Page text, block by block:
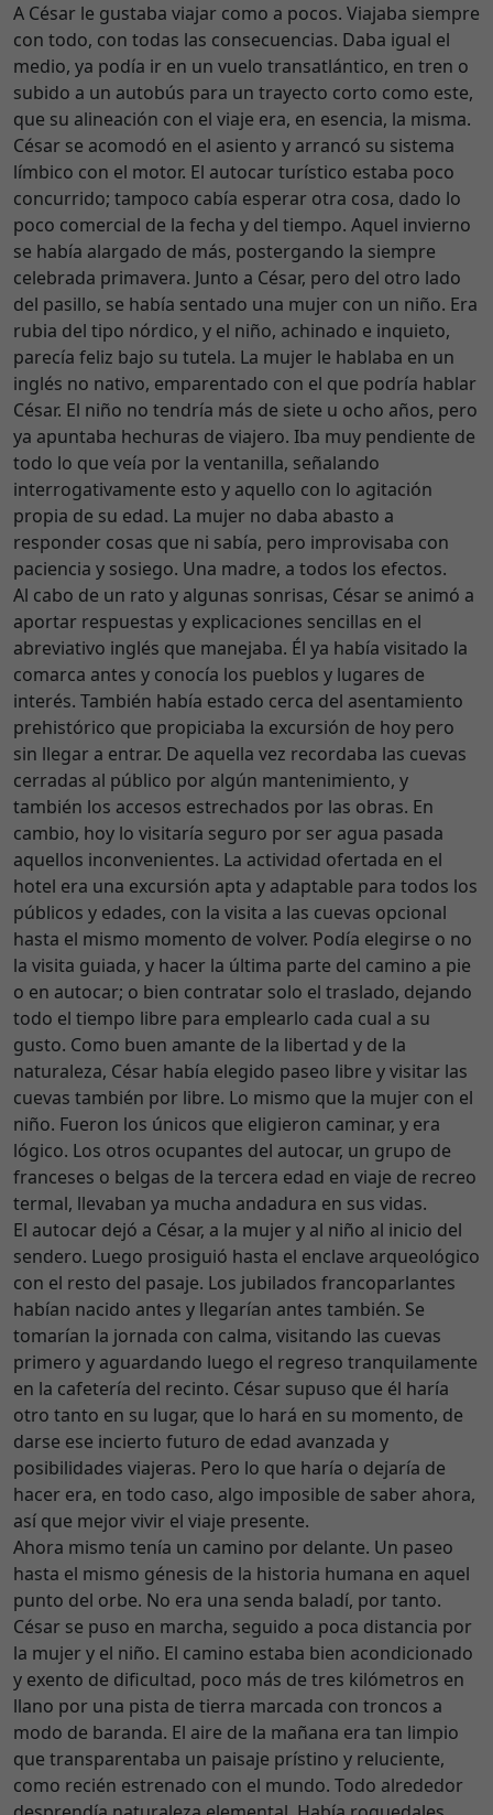
A César le gustaba viajar como a pocos. Viajaba siempre
con todo, con todas las consecuencias. Daba igual el
medio, ya podía ir en un vuelo transatlántico, en tren o
subido a un autobús para un trayecto corto como este,
que su alineación con el viaje era, en esencia, la misma.
César se acomodó en el asiento y arrancó su sistema
límbico con el motor. El autocar turístico estaba poco
concurrido; tampoco cabía esperar otra cosa, dado lo
poco comercial de la fecha y del tiempo. Aquel invierno
se había alargado de más, postergando la siempre
celebrada primavera. Junto a César, pero del otro lado
del pasillo, se había sentado una mujer con un niño. Era
rubia del tipo nórdico, y el niño, achinado e inquieto,
parecía feliz bajo su tutela. La mujer le hablaba en un
inglés no nativo, emparentado con el que podría hablar
César. El niño no tendría más de siete u ocho años, pero
ya apuntaba hechuras de viajero. Iba muy pendiente de
todo lo que veía por la ventanilla, señalando
interrogativamente esto y aquello con lo agitación
propia de su edad. La mujer no daba abasto a
responder cosas que ni sabía, pero improvisaba con
paciencia y sosiego. Una madre, a todos los efectos.
Al cabo de un rato y algunas sonrisas, César se animó a
aportar respuestas y explicaciones sencillas en el
abreviativo inglés que manejaba. Él ya había visitado la
comarca antes y conocía los pueblos y lugares de
interés. También había estado cerca del asentamiento
prehistórico que propiciaba la excursión de hoy pero
sin llegar a entrar. De aquella vez recordaba las cuevas
cerradas al público por algún mantenimiento, y
también los accesos estrechados por las obras. En
cambio, hoy lo visitaría seguro por ser agua pasada
aquellos inconvenientes. La actividad ofertada en el
hotel era una excursión apta y adaptable para todos los
públicos y edades, con la visita a las cuevas opcional
hasta el mismo momento de volver. Podía elegirse o no
la visita guiada, y hacer la última parte del camino a pie
o en autocar; o bien contratar solo el traslado, dejando
todo el tiempo libre para emplearlo cada cual a su
gusto. Como buen amante de la libertad y de la
naturaleza, César había elegido paseo libre y visitar las
cuevas también por libre. Lo mismo que la mujer con el
niño. Fueron los únicos que eligieron caminar, y era
lógico. Los otros ocupantes del autocar, un grupo de
franceses o belgas de la tercera edad en viaje de recreo
termal, llevaban ya mucha andadura en sus vidas.
El autocar dejó a César, a la mujer y al niño al inicio del
sendero. Luego prosiguió hasta el enclave arqueológico
con el resto del pasaje. Los jubilados francoparlantes
habían nacido antes y llegarían antes también. Se
tomarían la jornada con calma, visitando las cuevas
primero y aguardando luego el regreso tranquilamente
en la cafetería del recinto. César supuso que él haría
otro tanto en su lugar, que lo hará en su momento, de
darse ese incierto futuro de edad avanzada y
posibilidades viajeras. Pero lo que haría o dejaría de
hacer era, en todo caso, algo imposible de saber ahora,
así que mejor vivir el viaje presente.
Ahora mismo tenía un camino por delante. Un paseo
hasta el mismo génesis de la historia humana en aquel
punto del orbe. No era una senda baladí, por tanto.
César se puso en marcha, seguido a poca distancia por
la mujer y el niño. El camino estaba bien acondicionado
y exento de dificultad, poco más de tres kilómetros en
llano por una pista de tierra marcada con troncos a
modo de baranda. El aire de la mañana era tan limpio
que transparentaba un paisaje prístino y reluciente,
como recién estrenado con el mundo. Todo alrededor